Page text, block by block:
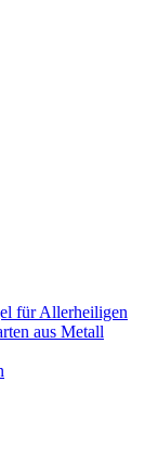
für Allerheiligen
aus Metall